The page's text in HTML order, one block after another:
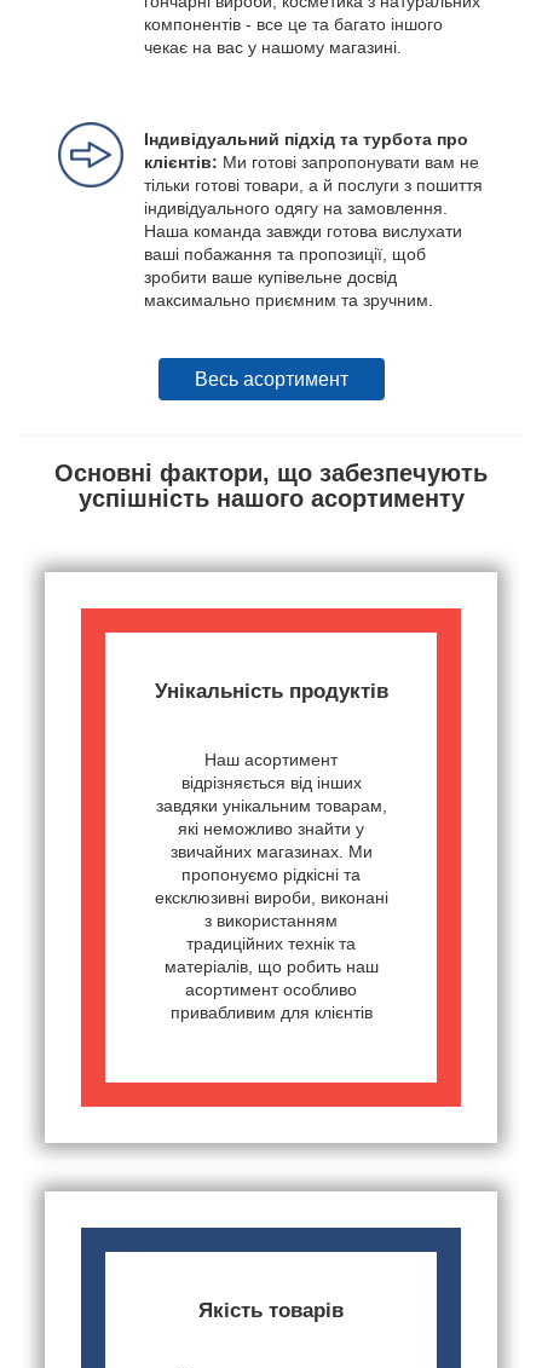
компонентів - все це та багато іншого
чекає на вас у нашому магазині.
Індивідуальний підхід та турбота про
клієнтів: Ми готові запропонувати вам не
тільки готові товари, а й послуги з пошиття
індивідуального одягу на замовлення.
Наша команда завжди готова вислухати
ваші побажання та пропозиції, щоб
зробити ваше купівельне досвід
максимально приємним та зручним.
Весь асортимент
Основні фактори, що забезпечують
успішність нашого асортименту
Унікальність продуктів
Наш асортимент
відрізняється від інших
завдяки унікальним товарам,
які неможливо знайти у
звичайних магазинах. Ми
пропонуємо рідкісні та
ексклюзивні вироби, виконані
з використанням
традиційних технік та
матеріалів, що робить наш
асортимент особливо
привабливим для клієнтів
Якість товарів